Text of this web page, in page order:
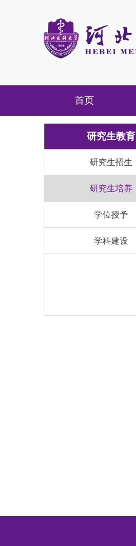
首页
研究生教育
研究生招生
研究生培养
学位授予
学科建设